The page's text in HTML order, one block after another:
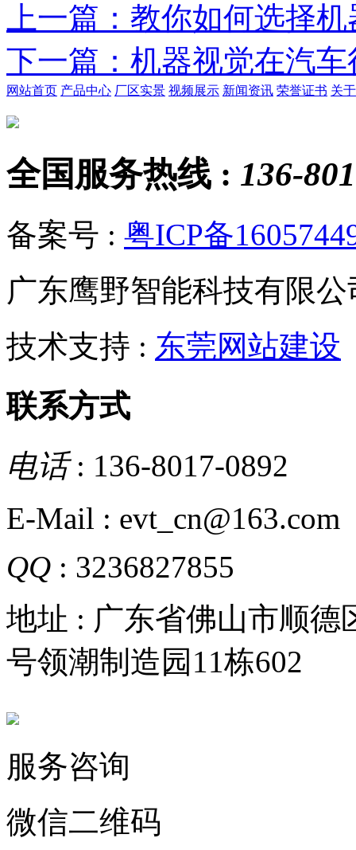
上一篇 ：教你如何选择
下一篇 ：机器视觉在汽
网站首页 产品中心 厂区实景 视频展示 新闻资讯 荣誉证书 关
全国服务热线 : 136-
备案号 : 粤ICP备
广东鹰野智能科技有限
技术支持 : 东莞网站建设
联系方式
电话: 136-8017-0892
E-Mail : evt_cn@163.com
QQ : 3236827855
地址 : 广东省佛山市顺德
号领潮制造园11栋602
服务咨询
微信二维码